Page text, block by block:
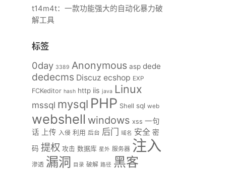
t14m4t：一款功能强大的自动化暴力破
解工具
标签
0day 3389 Anonymous asp dede
dedecms Discuz ecshop EXP
FCKeditor hash http iis java Linux
mssql mysql PHP Shell sql web
webshell windows xss 一句
话
上传 入侵 利用 后台 后门 域名 安全 密
码 提权 攻击 数据库 星外 服务器 注入
渗透 漏洞 目录 破解 路径 黑客